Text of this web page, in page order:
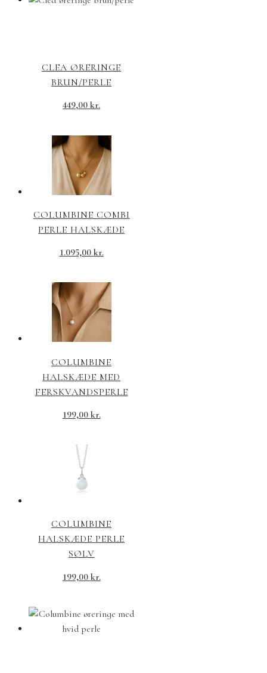
CLEA ØRERINGE
BRUN/PERLE
449,00kr.
COLUMBINE COMBI
PERLE HALSKÆDE
1.095,00 kr.
COLUMBINE
HALSKÆDE MED
FERSKVANDSPERLE
199,00 kr.
COLUMBINE
HALSKÆDE PERLE
SØLV
199,00 kr.